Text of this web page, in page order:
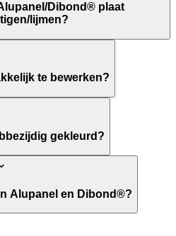
Dibond® plaat
lijmen?
te bewerken?
gekleurd?
Alupanel en Dibond®?